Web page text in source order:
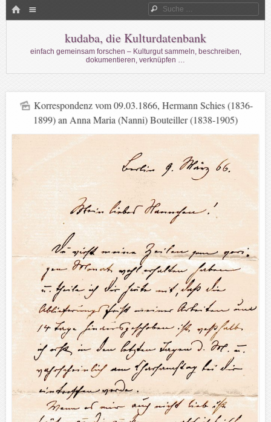
HOME Suche
kudaba, die Kulturdatenbank
einfach gemeinsam forschen – Kulturgut sammeln, beschreiben,
dokumentieren, verknüpfen …
Korrespondenz vom 09.03.1866, Hermann Schies (1836-
1899) an Anna Maria (Nanni) Bouteiller (1838-1905)